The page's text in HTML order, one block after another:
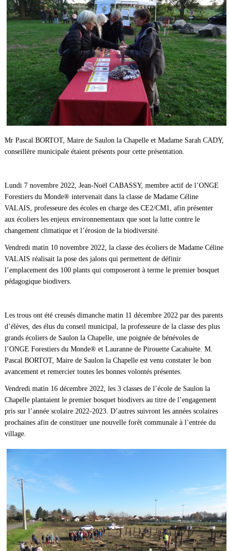
Mr Pascal BORTOT, Maire de Saulon la Chapelle et Madame Sarah CADY,
conseillère municipale étaient présents pour cette présentation.
Lundi 7 novembre 2022, Jean-Noël CABASSY, membre actif de l’ONGE
Forestiers du Monde® intervenait dans la classe de Madame Céline
VALAIS, professeure des écoles en charge des CE2/CM1, afin présenter
aux écoliers les enjeux environnementaux que sont la lutte contre le
changement climatique et l’érosion de la biodiversité.
Vendredi matin 10 novembre 2022, la classe des écoliers de Madame Céline
VALAIS réalisait la pose des jalons qui permettent de définir
l’emplacement des 100 plants qui composeront à terme le premier bosquet
pédagogique biodivers.
Les trous ont été creusés dimanche matin 11 décembre 2022 par des parents
d’élèves, des élus du conseil municipal, la professeure de la classe des plus
grands écoliers de Saulon la Chapelle, une poignée de bénévoles de
l’ONGE Forestiers du Monde® et Lauranne de Pirouette Cacahuète. M.
Pascal BORTOT, Maire de Saulon la Chapelle est venu constater le bon
avancement et remercier toutes les bonnes volontés présentes.
Vendredi matin 16 décembre 2022, les 3 classes de l’école de Saulon la
Chapelle plantaient le premier bosquet biodivers au titre de l’engagement
pris sur l’année scolaire 2022-2023. D’autres suivront les années scolaires
prochaines afin de constituer une nouvelle forêt communale à l’entrée du
village.